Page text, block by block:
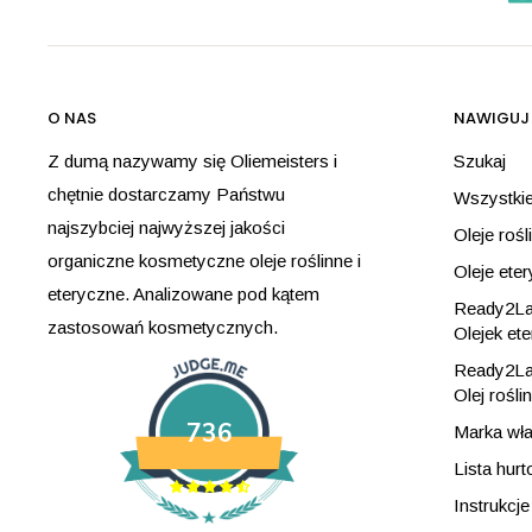
O NAS
Z dumą nazywamy się Oliemeisters i
chętnie dostarczamy Państwu
najszybciej najwyższej jakości
organiczne kosmetyczne oleje roślinne i
eteryczne. Analizowane pod kątem
zastosowań kosmetycznych.
736
NAWIGUJ
Szukaj
Oleje
Oleje
Olejek
Olej
Marka
Lista